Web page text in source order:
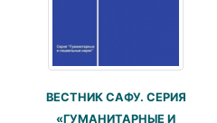
ВЕСТНИК САФУ. СЕРИЯ
«ГУМАНИТАРНЫЕ И